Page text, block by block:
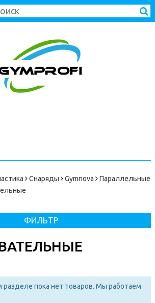
Снаряды Gymnova
Параллельные
ФИЛЬТР
разделе пока нет товаров. Мы работаем